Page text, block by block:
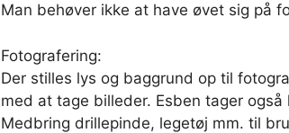
Man behøver ikke at have øvet sig på
Fotografering:
Der stilles lys og baggrund op til
med at tage billeder. Esben tager
Medbring drillepinde, legetøj mm. til